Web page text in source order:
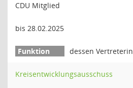
CDU Mitglied
bis 28.02.2025
dessen Vertreterin
Kreisentwicklungsausschuss